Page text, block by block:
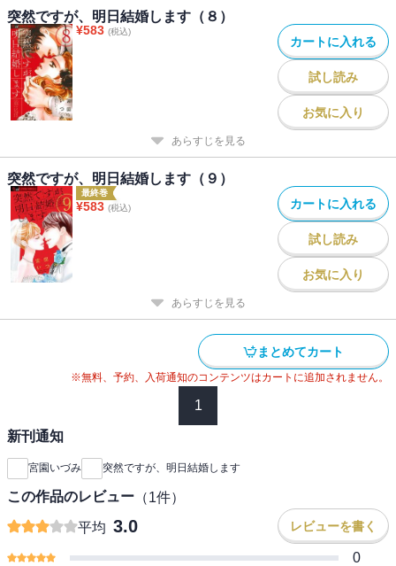
突然ですが、明日結婚します（８）
¥583 (税込)
カートに入れる
試し読み
お気に入り
あらすじを見る
突然ですが、明日結婚します（９）
最終巻
¥583 (税込) カートに入れる
試し読み
お気に入り
あらすじを見る
まとめてカート
※無料、予約、入荷通知のコンテンツはカートに追加されません。
1
新刊通知
宮園いづみ 突然ですが、明日結婚します
この作品のレビュー （1件）
平均 3.0 レビューを書く
0